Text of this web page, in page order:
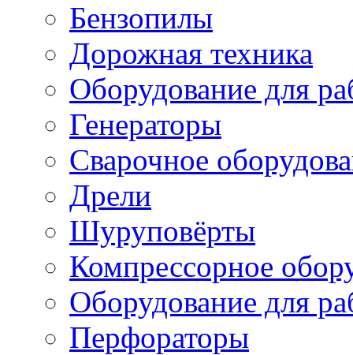
Бензопилы
Дорожная техника
Оборудование для
Генераторы
Сварочное
Дрели
Шуруповёрты
Компрессорное
Оборудование для
Перфораторы